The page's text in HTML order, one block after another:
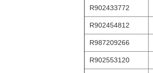
R902433772
R902454812
R987209266
R902553120